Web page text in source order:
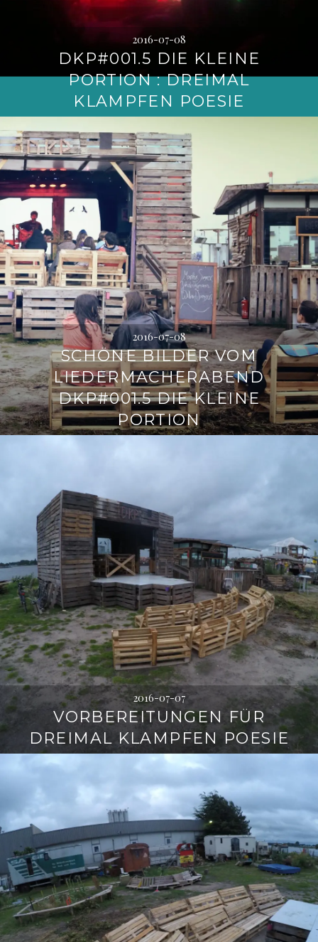
2016-07-08
DKP#001.5 DIE KLEINE
PORTION : DREIMAL
KLAMPFEN POESIE
2016-07-08
SCHÖNE BILDER VOM
LIEDERMACHERABEND
DKP#001.5 DIE KLEINE
PORTION
2016-07-07
VORBEREITUNGEN FÜR
DREIMAL KLAMPFEN POESIE